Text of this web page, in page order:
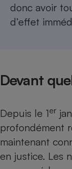
donc avoir
d’effet
Devant
Depuis le 1er
profondément
maintenant
en justice. Les